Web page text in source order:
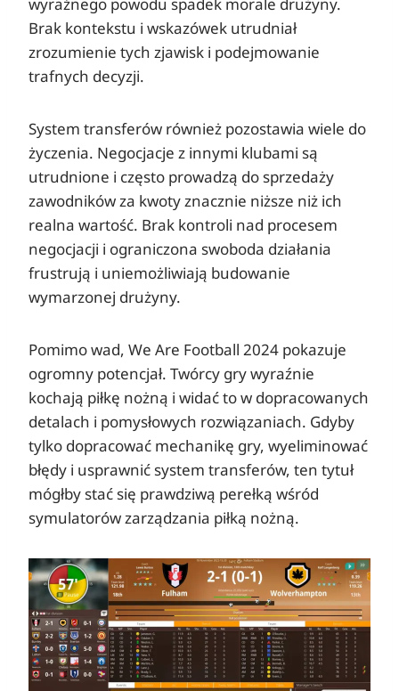
wyraźnego powodu spadek morale drużyny.
Brak kontekstu i wskazówek utrudniał
zrozumienie tych zjawisk i podejmowanie
trafnych decyzji.
System transferów również pozostawia wiele do
życzenia. Negocjacje z innymi klubami są
utrudnione i często prowadzą do sprzedaży
zawodników za kwoty znacznie niższe niż ich
realna wartość. Brak kontroli nad procesem
negocjacji i ograniczona swoboda działania
frustrują i uniemożliwiają budowanie
wymarzonej drużyny.
Pomimo wad, We Are Football 2024 pokazuje
ogromny potencjał. Twórcy gry wyraźnie
kochają piłkę nożną i widać to w dopracowanych
detalach i pomysłowych rozwiązaniach. Gdyby
tylko dopracować mechanikę gry, wyeliminować
błędy i usprawnić system transferów, ten tytuł
mógłby stać się prawdziwą perełką wśród
symulatorów zarządzania piłką nożną.